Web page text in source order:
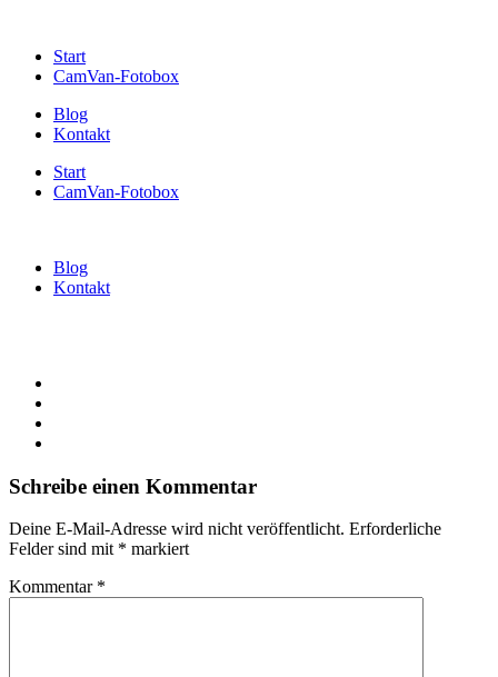
Start
CamVan-Fotobox
Blog
Kontakt
Start
CamVan-Fotobox
Blog
Kontakt
Schreibe einen Kommentar
Deine E-Mail-Adresse wird nicht veröffentlicht. Erforderliche
Felder sind mit * markiert
Kommentar *